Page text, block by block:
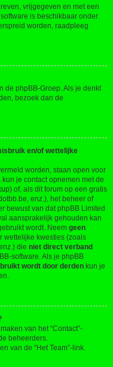
vrijgegeven en met een
software is beschikbaar onder
worden, raadpleeg
de phpBB-Groep. Als je denkt
bezoek dan de
en/of wettelijke
worden, staan open voor
je contact opnemen met de
) of, als dit forum op een gratis
enz.), het beheer of
bewust van dat phpBB Limited
aansprakelijk gehouden kan
wordt. Neem geen
wettelijke kwesties (zoals
die niet direct verband
software. Als je phpBB
wordt door derden kun je
van het “Contact”-
beheerders.
van de “Het Team”-link.